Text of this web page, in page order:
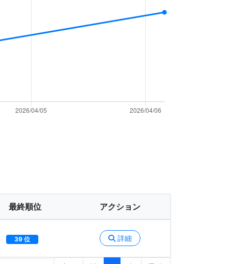
最終順位 アクション
39 位 詳細